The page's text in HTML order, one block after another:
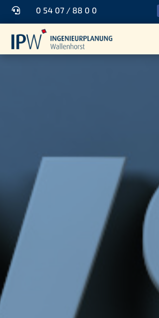
 0 54 07 / 88 0 0